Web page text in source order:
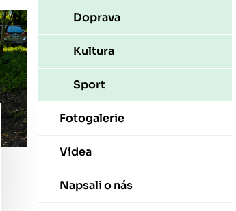
Doprava
Kultura
Sport
Fotogalerie
Videa
Napsali o nás